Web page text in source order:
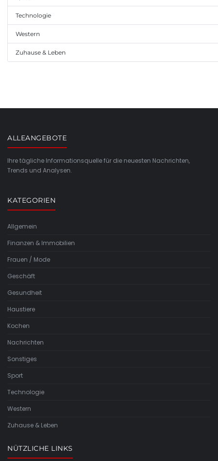
Technologie
Western
Zuhause & Leben
ALLEANGEBOTE
Ihre tägliche Informationsquelle für die neuesten Nachrichten,
Trends und Analysen.
KATEGORIEN
Allgemein
Finanzen & Immobilien
Frauen / Mode
Geschäft
Gesundheit
Haustiere
Kochen
Nachrichten
Sonstiges
Sport
Technologie
Western
Zuhause & Leben
NÜTZLICHE LINKS